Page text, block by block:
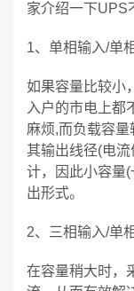
家介绍一下UPS
1、单相输入/单
如果容量比较小
入户的市电上都
麻烦,而负载容
其输出线径(电
计，因此小容量
出形式。
2、三相输入/单
在容量稍大时，